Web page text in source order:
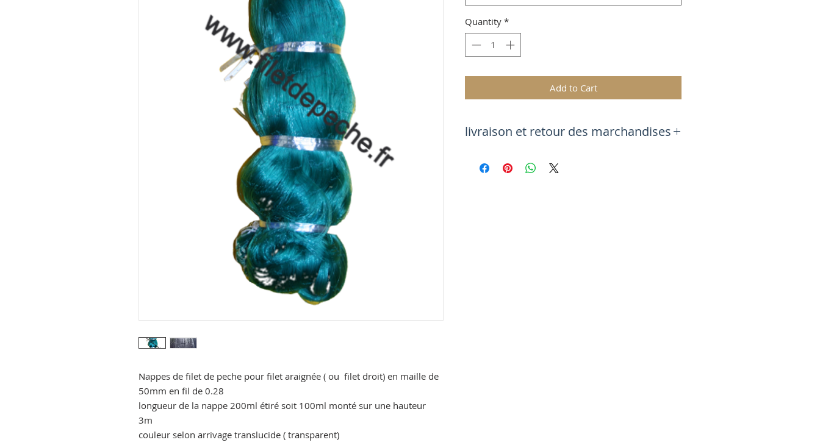
Nappes de filet de peche pour filet araignée ( ou filet droit) en maille de
50mm en fil de 0.28
longueur de la nappe 200ml étiré soit 100ml monté sur une hauteur
3m
couleur selon arrivage translucide ( transparent)
Quantity *
Add to Cart
livraison et retour des marchandises
contre signature